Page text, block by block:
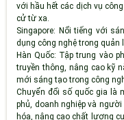
với hầu hết các dịch vụ
cử từ xa.
Singapore: Nổi tiếng với
dụng công nghệ trong quản
Hàn Quốc: Tập trung vào
truyền thông, nâng cao kỹ
mới sáng tạo trong công
Chuyển đổi số quốc gia là
phủ, doanh nghiệp và
hóa, nâng cao chất lượng